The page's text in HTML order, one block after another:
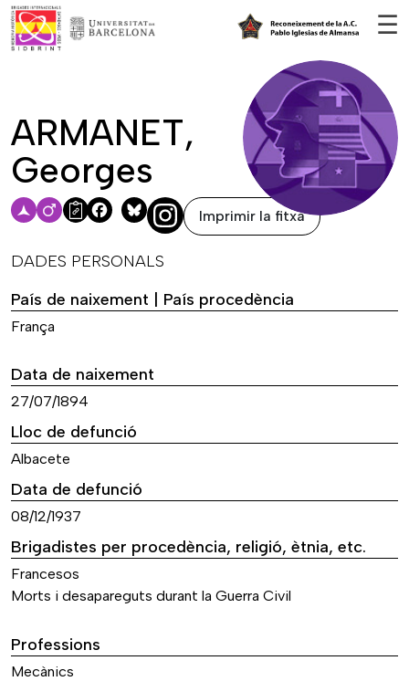
☰
ARMANET,
Georges
Facebook
Bluesky Imprimir la fitxa
DADES PERSONALS
País de naixement | País procedència
França
Data de naixement
27/07/1894
Lloc de defunció
Albacete
Data de defunció
08/12/1937
Brigadistes per procedència, religió, ètnia, etc.
Francesos
Morts i desapareguts durant la Guerra Civil
Professions
Mecànics